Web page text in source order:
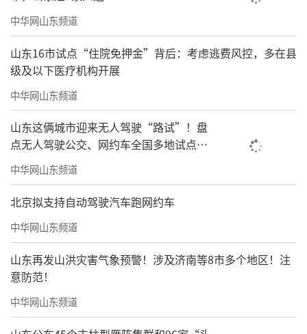
中华网山东频道
山东16市试点“住院免押金”背后：考虑逃费风控，多在县
级及以下医疗机构开展
中华网山东频道
山东这俩城市迎来无人驾驶“路试”！盘
点无人驾驶公交、网约车全国多地试点之
路
中华网山东频道
北京拟支持自动驾驶汽车跑网约车
中华网山东频道
山东再发山洪灾害气象预警！涉及济南等8市多个地区！注
意防范！
中华网山东频道